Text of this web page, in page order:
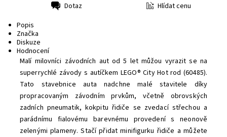
Dotaz
Hlídat cenu
Popis
Značka
Diskuze
Hodnocení
Malí milovníci závodních aut od 5 let můžou vyrazit se na
superrychlé závody s autíčkem LEGO® City Hot rod (60485).
Tato stavebnice auta nadchne malé stavitele díky
propracovaným závodním prvkům, včetně obrovských
zadních pneumatik, kokpitu řidiče se zvedací střechou a
parádnímu fialovému barevnému provedení s neonově
zelenými plameny. Stačí přidat minifigurku řidiče a můžete